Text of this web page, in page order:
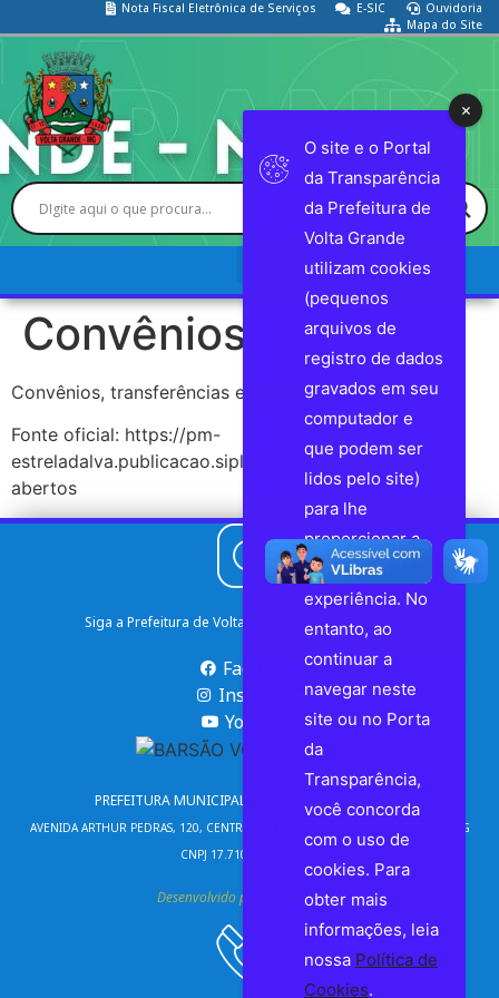
Nota Fiscal Eletrônica de Serviços E-SIC
Ouvidoria
Mapa do Site
Convênios
Convênios, transferências e parcerias.
Fonte oficial: https://pm-
estreladalva.publicacao.siplanweb.com.br/dados-
abertos
Siga a Prefeitura de Volta Grande nas Redes Sociais
Facebook
Instagram
YouTube
PREFEITURA MUNICIPAL DE VOLTA GRANDE | MG
AVENIDA ARTHUR PEDRAS, 120, CENTRO - CEP 36720-000 - VOLTA GRANDE – MG
CNPJ 17.710.690/0001-75
Desenvolvido por CONSULPLUS
O site e o Portal
da Transparência
da Prefeitura de
Volta Grande
utilizam cookies
(pequenos
arquivos de
registro de dados
gravados em seu
computador e
que podem ser
lidos pelo site)
para lhe
proporcionar a
melhor
experiência. No
entanto, ao
continuar a
navegar neste
site ou no Porta
da
Transparência,
você concorda
com o uso de
cookies. Para
obter mais
informações, leia
nossa Política de
Cookies.